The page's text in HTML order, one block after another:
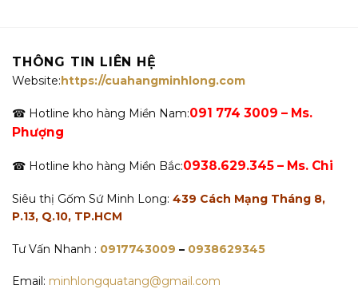
THÔNG TIN LIÊN HỆ
Website:https://cuahangminhlong.com
☎ Hotline kho hàng Miền Nam:091 774 3009 – Ms.
Phượng
☎ Hotline kho hàng Miền Bắc:0938.629.345 – Ms. Chi
Siêu thị Gốm Sứ Minh Long: 439 Cách Mạng Tháng 8,
P.13, Q.10, TP.HCM
Tư Vấn Nhanh : 0917743009 – 0938629345
Email: minhlongquatang@gmail.com